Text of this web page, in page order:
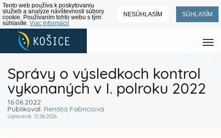
Tento web používa k poskytovaniu
služieb a analýze návštevnosti súbory
cookie. Používaním tohto webu s tým
súhlasíte. Viac informácií
NESÚHLASÍM SÚHLASÍM
Správy o výsledkoch kontrol
vykonaných v I. polroku 2022
16.06.2022
Publikoval: Renáta Fabriciová
Upravené: 12.06.2026